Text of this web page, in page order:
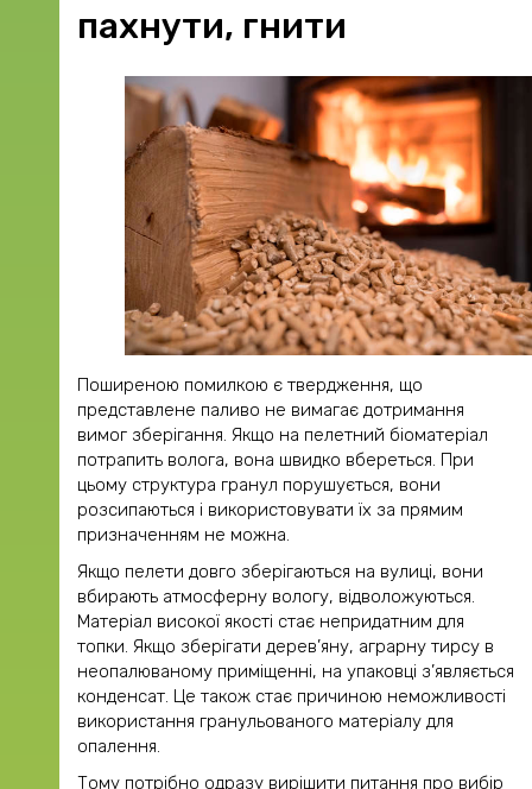
пахнути, гнити
Поширеною помилкою є твердження, що
представлене паливо не вимагає дотримання
вимог зберігання. Якщо на пелетний біоматеріал
потрапить волога, вона швидко вбереться. При
цьому структура гранул порушується, вони
розсипаються і використовувати їх за прямим
призначенням не можна.
Якщо пелети довго зберігаються на вулиці, вони
вбирають атмосферну вологу, відволожуються.
Матеріал високої якості стає непридатним для
топки. Якщо зберігати дерев’яну, аграрну тирсу в
неопалюваному приміщенні, на упаковці з’являється
конденсат. Це також стає причиною неможливості
використання гранульованого матеріалу для
опалення.
Тому потрібно одразу вирішити питання про вибір